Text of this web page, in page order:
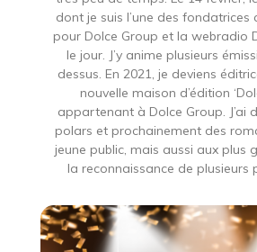
dont je suis l’une des fondatrices
pour Dolce Group et la webradio
le jour. J’y anime plusieurs
dessus. En 2021, je deviens
nouvelle maison d’édition
appartenant à Dolce Group. J’ai
polars et prochainement des
jeune public, mais aussi aux plus
la reconnaissance de plusieurs